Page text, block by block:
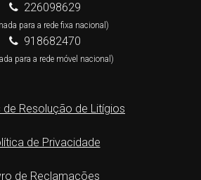
226098629
para a rede fixa nacional)
918682470
para a rede móvel nacional)
de Resolução de Litígios
de Privacidade
de Reclamações